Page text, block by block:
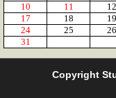
10
11 12
17
18 19
24
25 26
31
Copyright